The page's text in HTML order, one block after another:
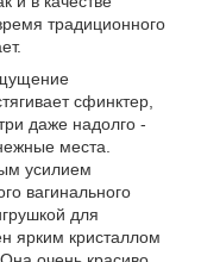
традиционного
сфинктер,
даже надолго -
места.
усилием
вагинального
для
ярким кристаллом